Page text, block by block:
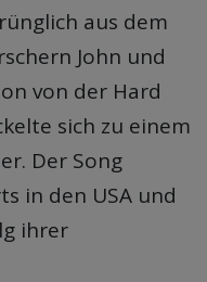
aus dem
John und
von der Hard
sich zu einem
Der Song
in den USA und
ihrer